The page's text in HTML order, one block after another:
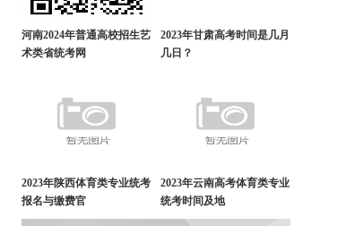
河南2024年普通高校招生艺
术类省统考网
2023年甘肃高考时间是几月
几日？
2023年陕西体育类专业统考
报名与缴费官
2023年云南高考体育类专业
统考时间及地